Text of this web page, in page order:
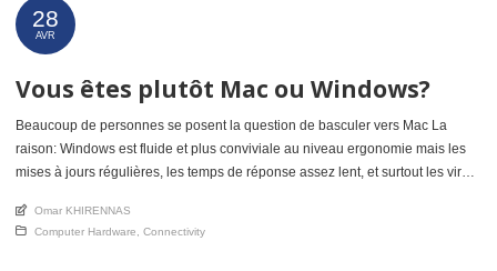
28
AVR
Vous êtes plutôt Mac ou Windows?
Beaucoup de personnes se posent la question de basculer vers Mac La
raison: Windows est fluide et plus conviviale au niveau ergonomie mais les
mises à jours régulières, les temps de réponse assez lent, et surtout les virus
utilisateurs qui ont basculé sur Mac […]
An article by
Omar KHIRENNAS
Posted in
Computer Hardware Connectivity